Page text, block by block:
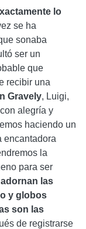
lo
se ha
sonaba
ser un
que
recibir una
Gravely, Luigi,
alegría y
haciendo un
encantadora
la
para ser
las
y globos
son las
de registrarse